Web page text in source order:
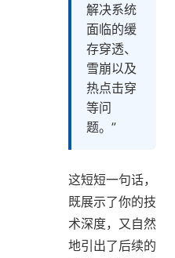
解决系统
面临的缓
存穿透、
雪崩以及
热点击穿
等问
题。”
这短短一句话，
既展示了你的技
术深度，又自然
地引出了后续的